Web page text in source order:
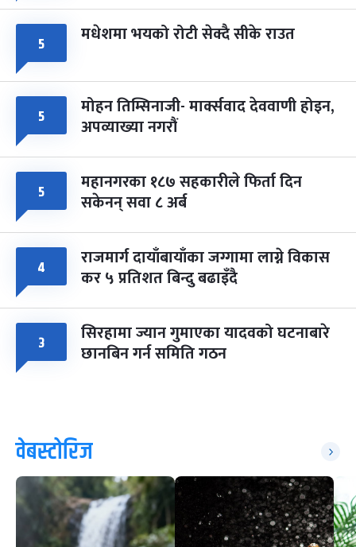
५ मधेशमा भयको रोटी सेक्दै सीके राउत
५ मोहन तिम्सिनाजी- मार्क्सवाद देववाणी होइन,
अपव्याख्या नगरौं
५ महानगरका १८७ सहकारीले फिर्ता दिन
सकेनन् सवा ८ अर्ब
४ राजमार्ग दायाँबायाँका जग्गामा लाग्ने विकास
कर ५ प्रतिशत बिन्दु बढाइँदै
३ सिरहामा ज्यान गुमाएका यादवको घटनाबारे
छानबिन गर्न समिति गठन
वेबस्टोरिज